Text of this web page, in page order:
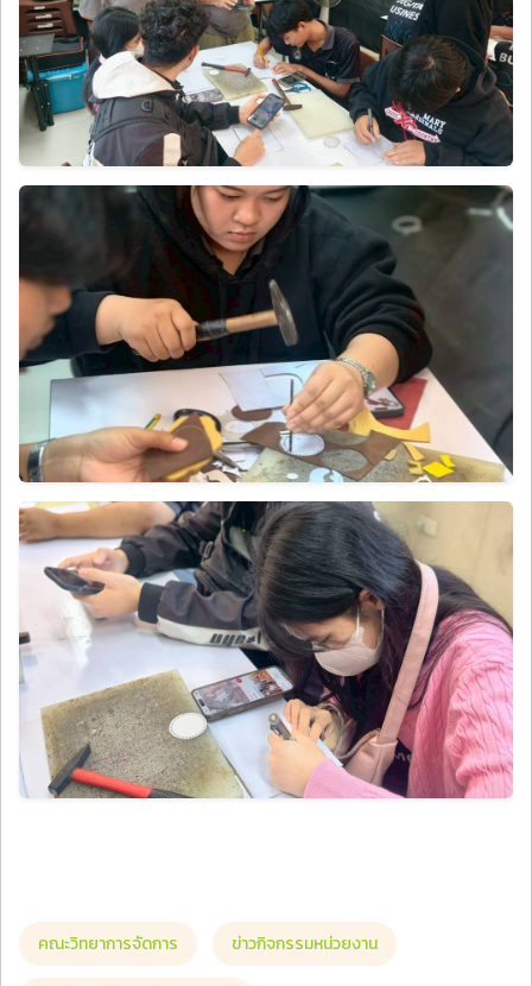
คณะวิทยาการจัดการ ข่าวกิจกรรมหน่วยงาน